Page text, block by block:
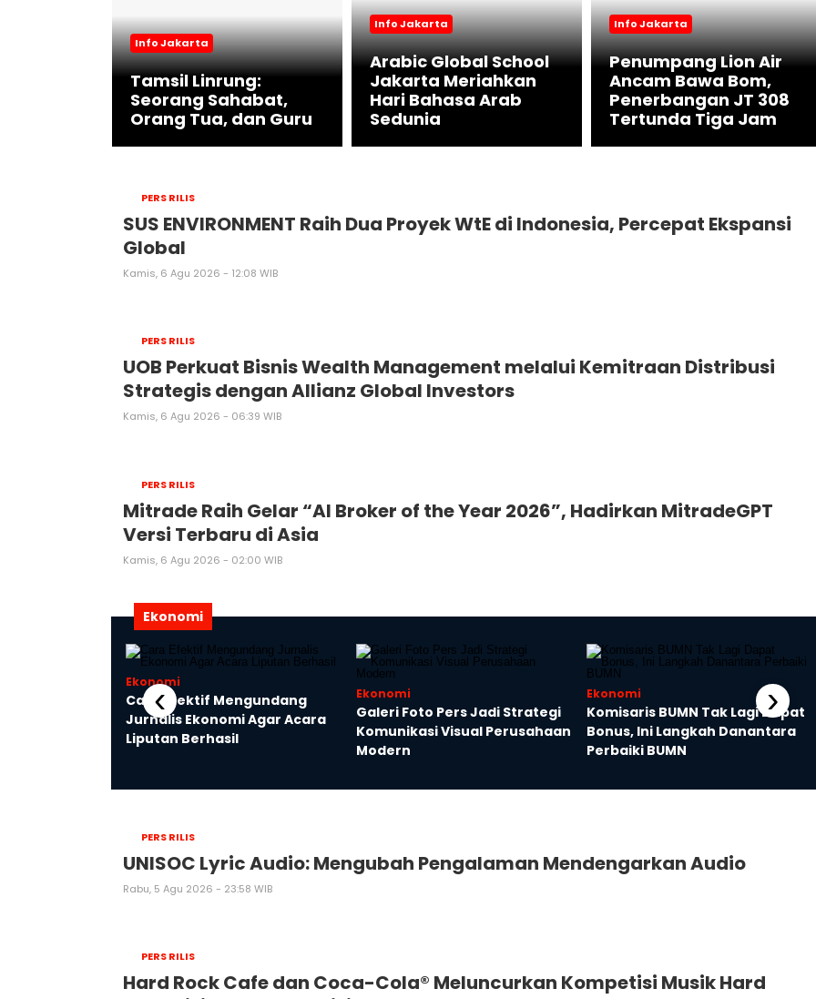
Info Jakarta
Tamsil Linrung:
Seorang Sahabat,
Orang Tua, dan Guru
Info Jakarta
Arabic Global School
Jakarta Meriahkan
Hari Bahasa Arab
Sedunia
Info Jakarta
Penumpang Lion Air
Ancam Bawa Bom,
Penerbangan JT 308
Tertunda Tiga Jam
PERS RILIS
SUS ENVIRONMENT Raih Dua Proyek WtE di Indonesia, Percepat Ekspansi
Global
Kamis, 6 Agu 2026 - 12:08 WIB
PERS RILIS
UOB Perkuat Bisnis Wealth Management melalui Kemitraan Distribusi
Strategis dengan Allianz Global Investors
Kamis, 6 Agu 2026 - 06:39 WIB
PERS RILIS
Mitrade Raih Gelar “AI Broker of the Year 2026”, Hadirkan MitradeGPT
Versi Terbaru di Asia
Kamis, 6 Agu 2026 - 02:00 WIB
Ekonomi
Ekonomi
Cara Efektif Mengundang
Jurnalis Ekonomi Agar Acara
Liputan Berhasil
Ekonomi
Galeri Foto Pers Jadi Strategi
Komunikasi Visual Perusahaan
Modern
Ekonomi
Komisaris BUMN Tak Lagi Dapat
Bonus, Ini Langkah Danantara
Perbaiki BUMN
‹ ›
PERS RILIS
UNISOC Lyric Audio: Mengubah Pengalaman Mendengarkan Audio
Rabu, 5 Agu 2026 - 23:58 WIB
PERS RILIS
Hard Rock Cafe dan Coca-Cola® Meluncurkan Kompetisi Musik Hard